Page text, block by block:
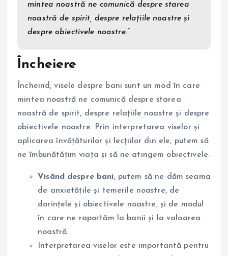
mintea noastră ne comunică despre starea
noastră de spirit, despre relațiile noastre și
despre obiectivele noastre.”
Încheiere
Încheind, visele despre bani sunt un mod în care
mintea noastră ne comunică despre starea
noastră de spirit, despre relațiile noastre și despre
obiectivele noastre. Prin interpretarea viselor și
aplicarea învățăturilor și lecțiilor din ele, putem să
ne îmbunătățim viața și să ne atingem obiectivele.
Visând despre bani, putem să ne dăm seama
de anxietățile și temerile noastre, de
dorințele și obiectivele noastre, și de modul
în care ne raportăm la banii și la valoarea
noastră.
Interpretarea viselor este importantă pentru